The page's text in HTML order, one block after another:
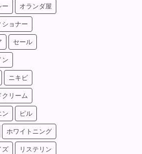
ー オランダ屋
ショナー
セール
ン
ニキビ
クリーム
ン ピル
ホワイトニング
ズ リステリン